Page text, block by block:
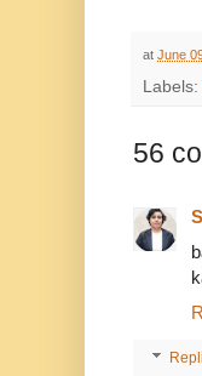
at June
Labels:
56